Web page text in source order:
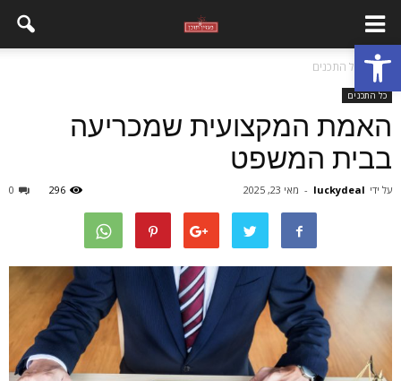
פתח סרגל נגישות
בית כל התכנים
כל התכנים
האמת המקצועית שמכריעה
בבית המשפט
על ידי luckydeal
- מאי 23, 2025 0 296